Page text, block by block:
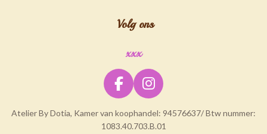
Volg ons
xxx
F
c
I
s
Atelier By Dotia, Kamer van koophandel: 94576637/ Btw nummer:
1083.40.703.B.01